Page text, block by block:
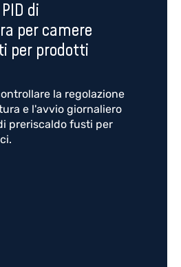
di
per camere
per prodotti
la regolazione
e l'avvio giornaliero
preriscaldo fusti per